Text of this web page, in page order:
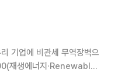
기업에 비관세 무역장벽으